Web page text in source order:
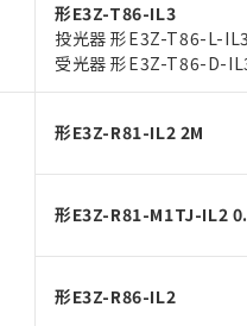
形E3Z-T86-IL3
投光器 形E3Z-T86-L-IL3
受光器 形E3Z-T86-D-
形E3Z-R81-IL2 2M
形E3Z-R81-M1TJ-IL2
形E3Z-R86-IL2